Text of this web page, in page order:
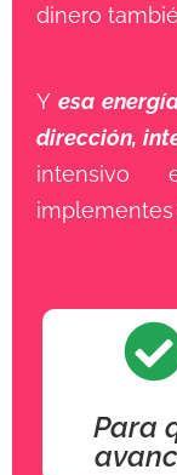
dinero
Y esa
dirección,
intensivo
implementes
Para